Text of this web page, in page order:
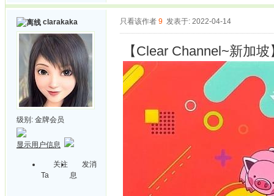
clarakaka
级别: 金牌会员
显示用户信息
关注
Ta
发消
息
只看该作者 9 发表于: 2022-04-14
【Clear Channel~新加坡